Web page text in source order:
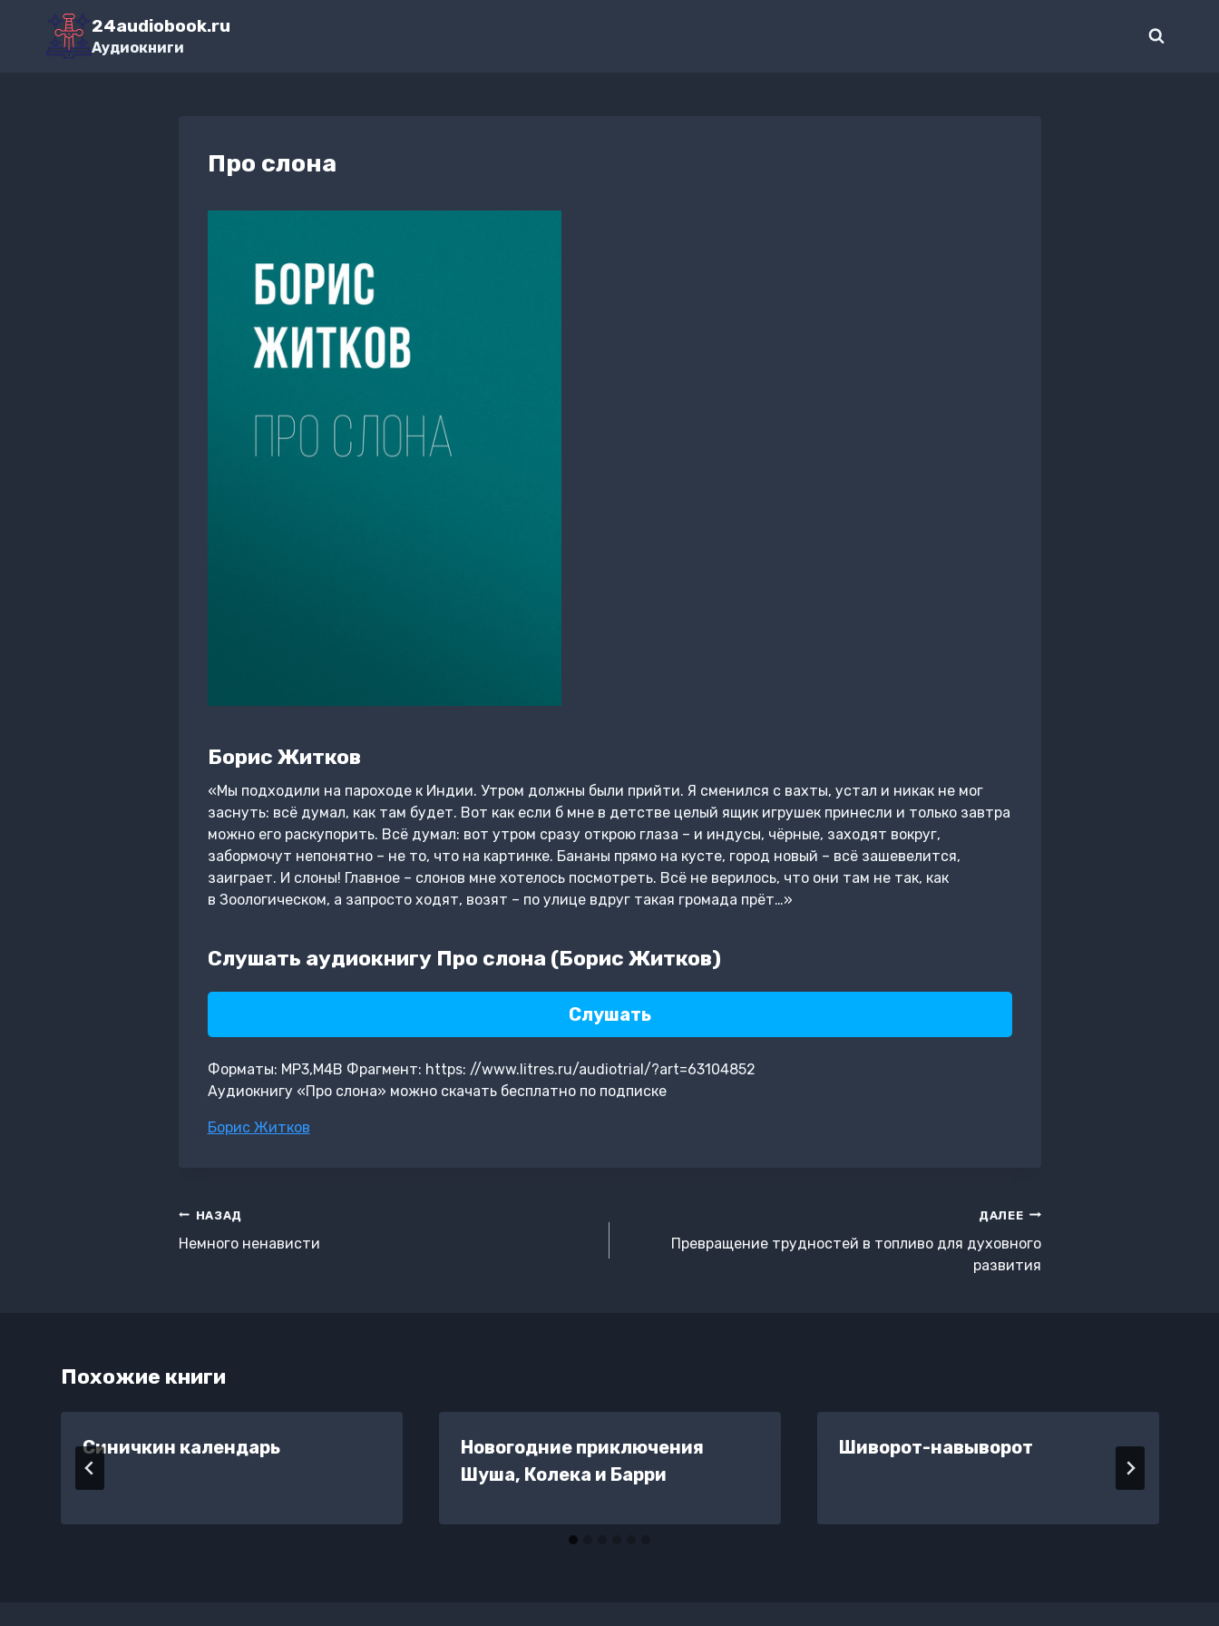
Перейти
содержимому
24audiobook.ru
Аудиокниги
Про слона
Борис Житков
«Мы подходили на пароходе к Индии. Утром должны были прийти. Я сменился с вахты, устал и никак не мог
заснуть: всё думал, как там будет. Вот как если б мне в детстве целый ящик игрушек принесли и только завтра
можно его раскупорить. Всё думал: вот утром сразу открою глаза – и индусы, чёрные, заходят вокруг,
забормочут непонятно – не то, что на картинке. Бананы прямо на кусте, город новый – всё зашевелится,
заиграет. И слоны! Главное – слонов мне хотелось посмотреть. Всё не верилось, что они там не так, как
в Зоологическом, а запросто ходят, возят – по улице вдруг такая громада прёт…»
Слушать аудиокнигу Про слона (Борис Житков)
Слушать
Форматы: MP3,M4B Фрагмент: https: //www.litres.ru/audiotrial/?art=63104852
Аудиокнигу «Про слона» можно скачать бесплатно по подписке
Метки
Борис Житков
Навигация
по
НАЗАД
Немного ненависти
ДАЛЕЕ
Превращение трудностей в топливо для духовного
развития
Похожие книги
Синичкин календарь
Новогодние приключения
Шуша, Колека и Барри
Шиворот-навыворот